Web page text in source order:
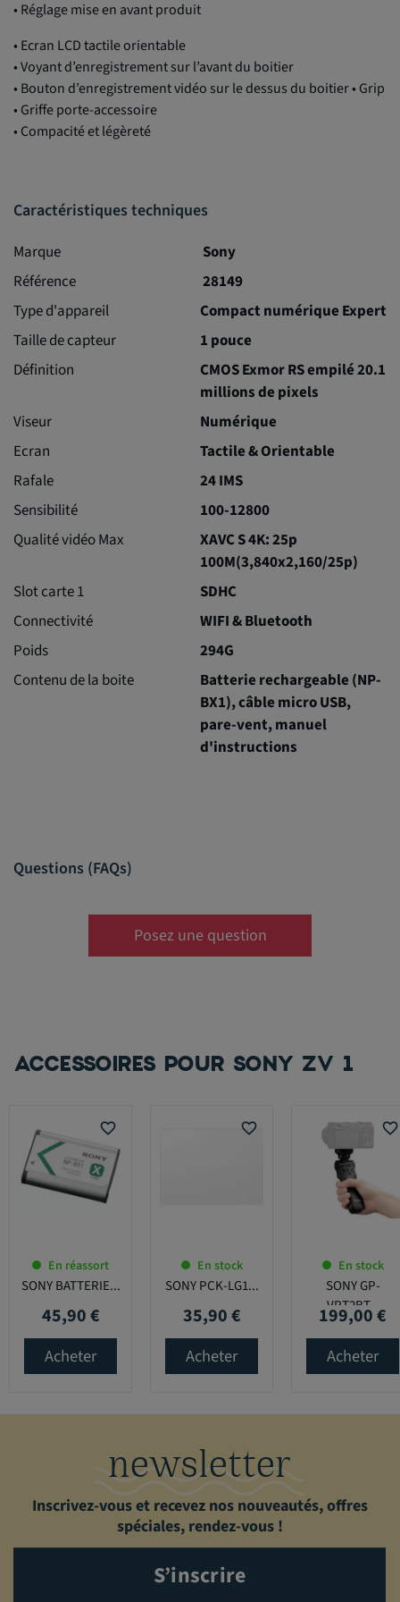
• Réglage mise en avant produit
• Ecran LCD tactile orientable
•Voyantd’enregistrementsurl’avantdu boitier
• Boutond’enregistrementvidéo sur le dessus du boitier• Grip
• Griffe porte-accessoire
• Compacité et légèreté
Caractéristiques techniques
Marque
Sony
Référence
28149
Type d'appareil
Compact numérique Expert
Taille de capteur
1 pouce
Définition
CMOS Exmor RS empilé 20.1
millions de pixels
Viseur
Numérique
Ecran
Tactile & Orientable
Rafale
24 IMS
Sensibilité
100-12800
Qualité vidéo Max
XAVC S 4K: 25p
100M(3,840x2,160/25p)
Slot carte 1
SDHC
Connectivité
WIFI & Bluetooth
Poids
294G
Contenu de la boite
Batterie rechargeable (NP-
BX1), câble micro USB,
pare-vent, manuel
d'instructions
Questions (FAQs)
Posez une question
ACCESSOIRES POUR SONY ZV 1
favorite_border
En réassort
SONY BATTERIE...
Prix
45,90 €
Acheter
favorite_border
En stock
SONY PCK-LG1...
Prix
35,90 €
Acheter
favorite_border
En stock
SONY GP-
VPT2BT...
Prix
199,00 €
Acheter
newsletter
Inscrivez-vous et recevez nos nouveautés, offres
spéciales, rendez-vous !
S’inscrire